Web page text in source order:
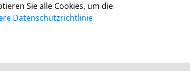
Grevenbroich
Sie alle Cookies, um die
Datenschutzrichtlinie